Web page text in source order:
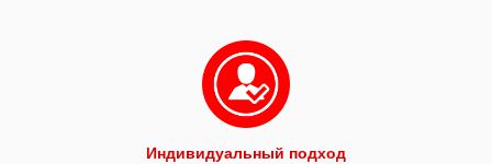
Индивидуальный подход